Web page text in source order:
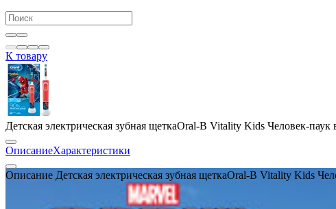
К товару
Детская электрическая зубная щеткаOral-B Vitality Kids Человек-паук
ОписаниеХарактеристики
Описание Детская электрическая зубная щеткаOral-B Vitality Kids